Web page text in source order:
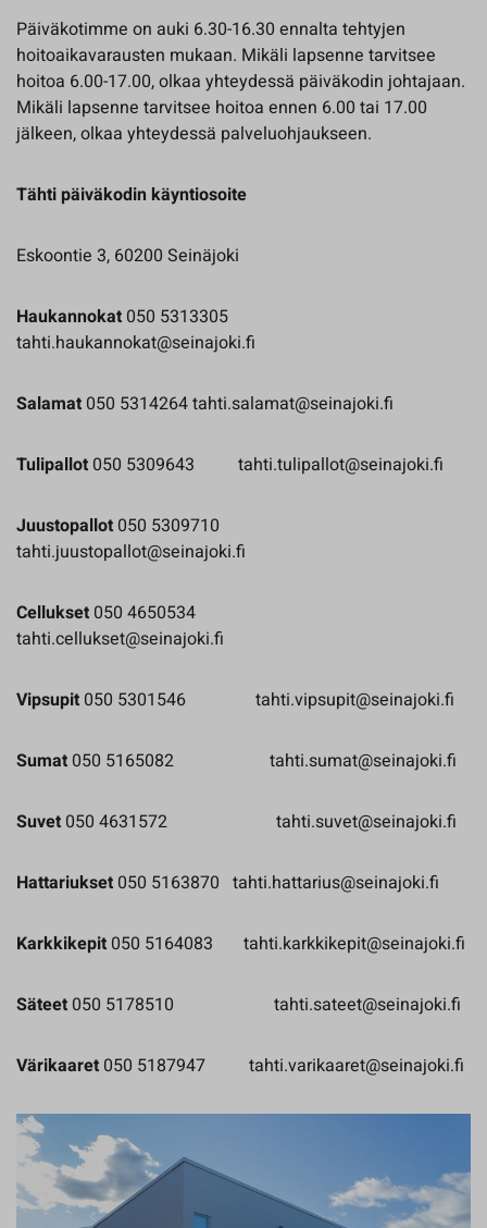
Päiväkotimme on auki 6.30-16.30 ennalta tehtyjen
hoitoaikavarausten mukaan. Mikäli lapsenne tarvitsee
hoitoa 6.00-17.00, olkaa yhteydessä päiväkodin johtajaan.
Mikäli lapsenne tarvitsee hoitoa ennen 6.00 tai 17.00
jälkeen, olkaa yhteydessä palveluohjaukseen.
Tähti päiväkodin käyntiosoite
Eskoontie 3, 60200 Seinäjoki
Haukannokat 050 5313305
tahti.haukannokat@seinajoki.fi
Salamat 050 5314264 tahti.salamat@seinajoki.fi
Tulipallot 050 5309643 tahti.tulipallot@seinajoki.fi
Juustopallot 050 5309710
tahti.juustopallot@seinajoki.fi
Cellukset 050 4650534
tahti.cellukset@seinajoki.fi
Vipsupit 050 5301546 tahti.vipsupit@seinajoki.fi
Sumat 050 5165082 tahti.sumat@seinajoki.fi
Suvet 050 4631572 tahti.suvet@seinajoki.fi
Hattariukset 050 5163870 tahti.hattarius@seinajoki.fi
Karkkikepit 050 5164083 tahti.karkkikepit@seinajoki.fi
Säteet 050 5178510 tahti.sateet@seinajoki.fi
Värikaaret 050 5187947 tahti.varikaaret@seinajoki.fi